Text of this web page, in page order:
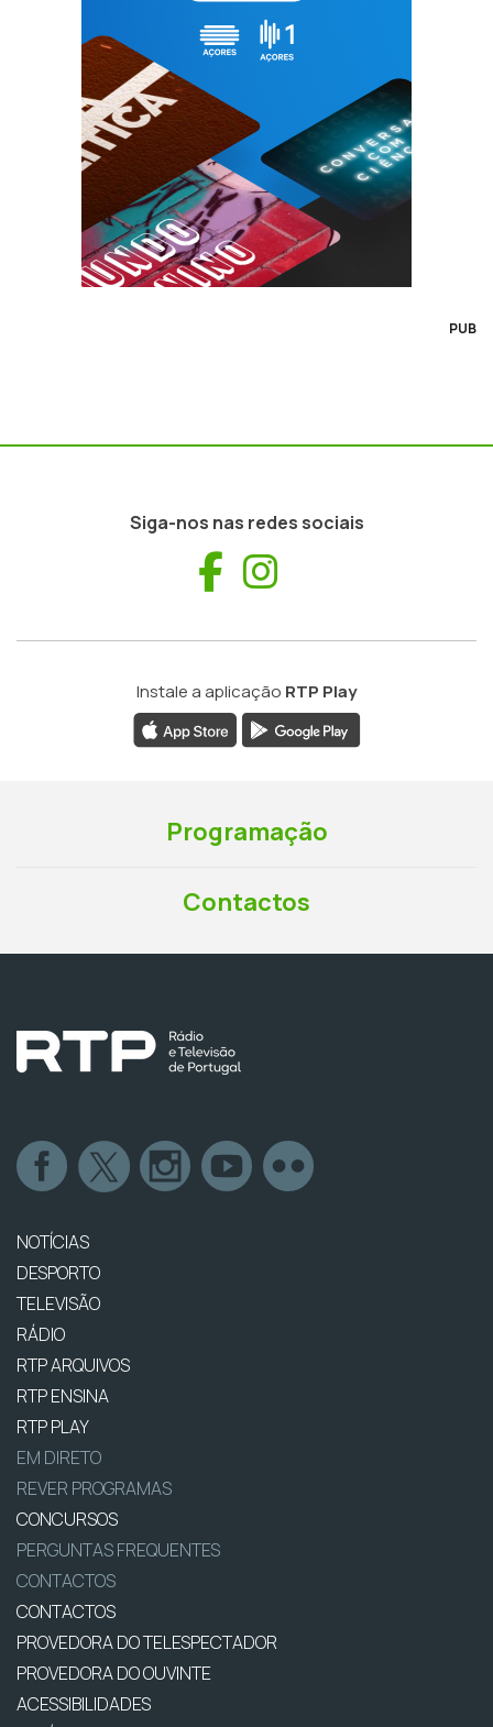
PUB
Siga-nos nas redes sociais
Facebook
Instale a aplicação RTP Play
Programação
Contactos
NOTÍCIAS
DESPORTO
TELEVISÃO
RÁDIO
RTP ARQUIVOS
RTP ENSINA
RTP PLAY
EM DIRETO
REVER PROGRAMAS
CONCURSOS
PERGUNTAS FREQUENTES
CONTACTOS
CONTACTOS
PROVEDORA DO TELESPECTADOR
PROVEDORA DO OUVINTE
ACESSIBILIDADES